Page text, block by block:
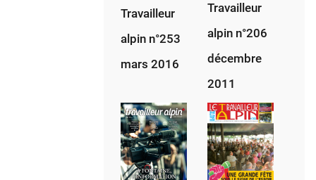
Travailleur
alpin n°253
mars 2016
Travailleur
alpin n°206
décembre
2011